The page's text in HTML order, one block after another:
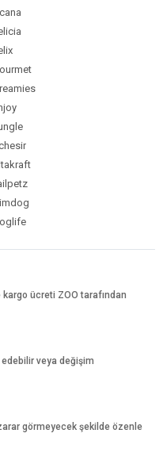
ücreti ZOO tarafından
veya değişim
görmeyecek şekilde özenle